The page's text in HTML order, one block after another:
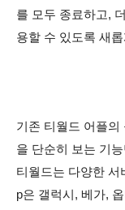
를 모두 종료하고,
용할 수 있도록 새
기존 티월드 어플의
을 단순히 보는 기
티월드는 다양한 서
p은 갤럭시, 베가,